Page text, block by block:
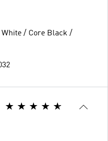
/ Core Black /